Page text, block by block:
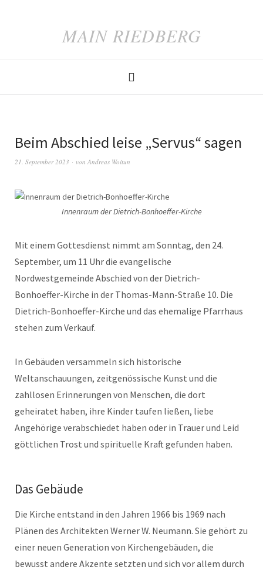
MAIN RIEDBERG
Beim Abschied leise „Servus“ sagen
21. September 2023 von Andreas Woitun
Innenraum der Dietrich-Bonhoeffer-Kirche
Mit einem Gottesdienst nimmt am Sonntag, den 24.
September, um 11 Uhr die evangelische
Nordwestgemeinde Abschied von der Dietrich-
Bonhoeffer-Kirche in der Thomas-Mann-Straße 10. Die
Dietrich-Bonhoeffer-Kirche und das ehemalige Pfarrhaus
stehen zum Verkauf.
In Gebäuden versammeln sich historische
Weltanschauungen, zeitgenössische Kunst und die
zahllosen Erinnerungen von Menschen, die dort
geheiratet haben, ihre Kinder taufen ließen, liebe
Angehörige verabschiedet haben oder in Trauer und Leid
göttlichen Trost und spirituelle Kraft gefunden haben.
Das Gebäude
Die Kirche entstand in den Jahren 1966 bis 1969 nach
Plänen des Architekten Werner W. Neumann. Sie gehört zu
einer neuen Generation von Kirchengebäuden, die
bewusst andere Akzente setzten und sich vor allem durch